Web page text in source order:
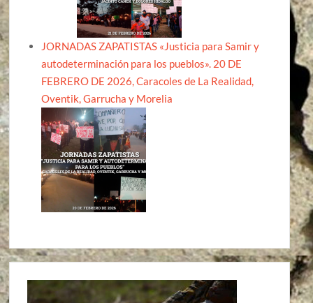
JORNADAS ZAPATISTAS «Justicia para Samir y
autodeterminación para los pueblos». 20 DE
FEBRERO DE 2026, Caracoles de La Realidad,
Oventik, Garrucha y Morelia